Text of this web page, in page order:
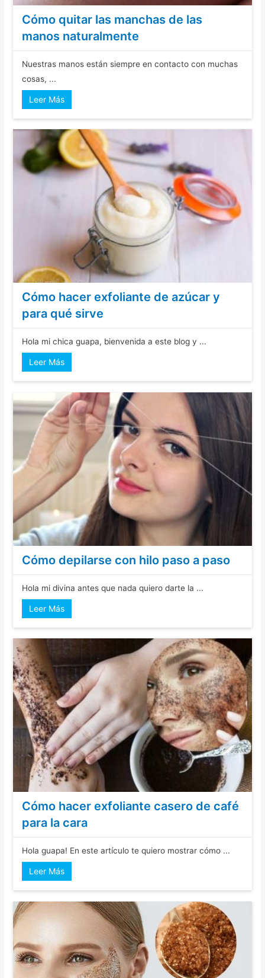
Cómo quitar las manchas de las
manos naturalmente
Nuestras manos están siempre en contacto con muchas
cosas, ...
Leer Más
Cómo hacer exfoliante de azúcar y
para qué sirve
Hola mi chica guapa, bienvenida a este blog y ...
Leer Más
Cómo depilarse con hilo paso a paso
Hola mi divina antes que nada quiero darte la ...
Leer Más
Cómo hacer exfoliante casero de café
para la cara
Hola guapa! En este artículo te quiero mostrar cómo ...
Leer Más